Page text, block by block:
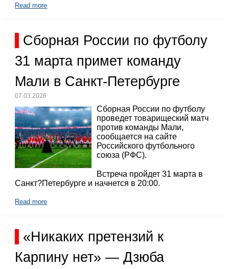
Read more
Сборная России по футболу
31 марта примет команду
Мали в Санкт-Петербурге
07.03.2026
Сборная России по футболу
проведет товарищеский матч
против команды Мали,
сообщается на сайте
Российского футбольного
союза (РФС).
Встреча пройдет 31 марта в
Санкт?Петербурге и начнется в 20:00.
Read more
«Никаких претензий к
Карпину нет» — Дзюба